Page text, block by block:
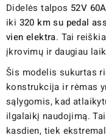
Didelės talpos 52V
iki 320 km su pedal
vien elektra. Tai
įkrovimų ir daugiau
Šis modelis sukurtas
konstrukcija ir rėmas
sąlygomis, kad
ilgalaikį naudojimą.
kasdien, tiek